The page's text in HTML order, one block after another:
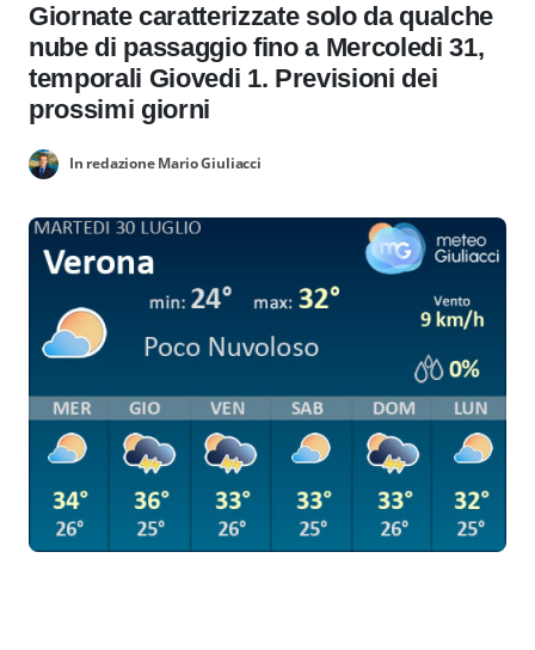
Giornate caratterizzate solo da qualche
nube di passaggio fino a Mercoledi 31,
temporali Giovedi 1. Previsioni dei
prossimi giorni
In redazione Mario Giuliacci